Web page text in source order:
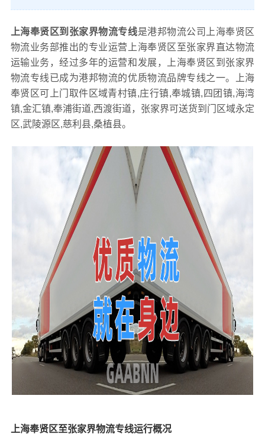
上海奉贤区到张家界物流专线是港邦物流公司上海奉贤区
物流业务部推出的专业运营上海奉贤区至张家界直达物流
运输业务，经过多年的运营和发展，上海奉贤区到张家界
物流专线已成为港邦物流的优质物流品牌专线之一。上海
奉贤区可上门取件区域青村镇,庄行镇,奉城镇,四团镇,海湾
镇,金汇镇,奉浦街道,西渡街道，张家界可送货到门区域永定
区,武陵源区,慈利县,桑植县。
上海奉贤区至张家界物流专线运行概况